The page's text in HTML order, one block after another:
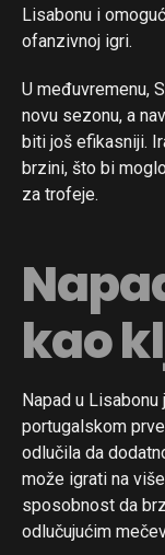
Lisabonu i
ofanzivnoj igri.
U međuvremenu,
novu sezonu, a
biti još efikasniji.
brzini, što bi
za trofeje.
kao
Napad u
portugalskom
odlučila da
može igrati na
sposobnost da
odlučujućim